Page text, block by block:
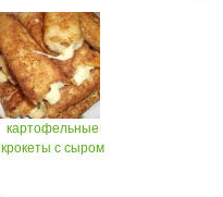
картофельные
крокеты с сыром